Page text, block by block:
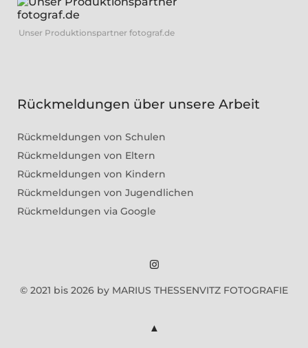
Unser Produktionspartner fotograf.de
Rückmeldungen über unsere Arbeit
Rückmeldungen von Schulen
Rückmeldungen von Eltern
Rückmeldungen von Kindern
Rückmeldungen von Jugendlichen
Rückmeldungen via Google
Marius
Instagram
© 2021 bis 2026 by MARIUS THESSENVITZ FOTOGRAFIE